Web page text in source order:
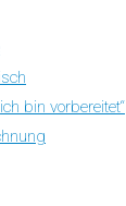
bin vorbereitet“